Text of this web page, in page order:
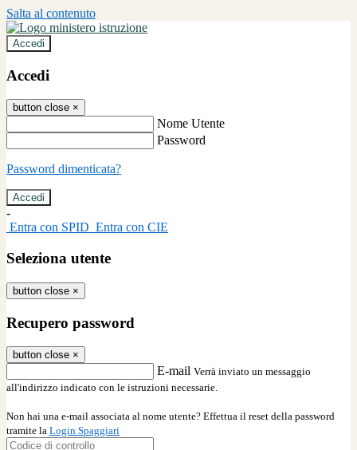
Salta al contenuto
Accedi
Accedi
button close ×
Nome Utente
Password
Password dimenticata?
-
Entra con SPID Entra con CIE
Seleziona utente
button close ×
Recupero password
button close ×
E-mail Verrà inviato un messaggio
all'indirizzo indicato con le istruzioni necessarie.
Non hai una e-mail associata al nome utente? Effettua il reset della password
tramite la Login Spaggiari